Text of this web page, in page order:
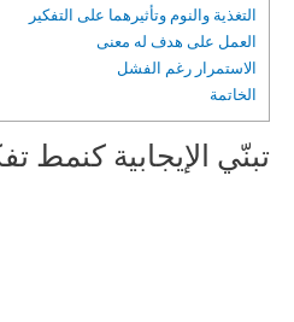
التغذية والنوم وتأثيرهما على التفكير
العمل على هدف له معنى
الاستمرار رغم الفشل
الخاتمة
تبنّي الإيجابية كنمط